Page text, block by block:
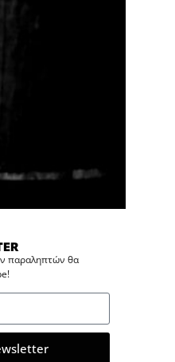
παραληπτών θα